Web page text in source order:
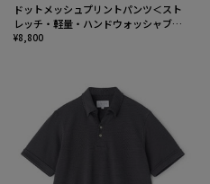
ドットメッシュプリントパンツ＜スト
レッチ・軽量・ハンドウォッシャブ
ル・通気性＞
¥8,800